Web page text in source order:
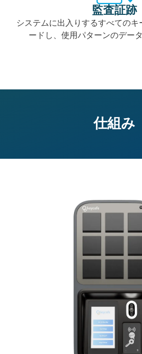
監査証跡
システムに出入りするすべてのキ
ードし、使用パターンのデー
仕組み